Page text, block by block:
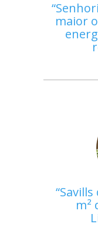
maior
Savills
m²